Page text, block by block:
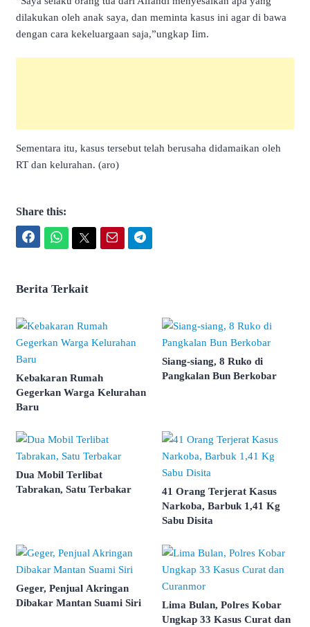
dilakukan oleh anak saya, dan meminta kasus ini agar di bawa
dengan cara kekeluargaan saja,”ungkap Iim.
Sementara itu, kasus tersebut telah berusaha didamaikan oleh
RT dan kelurahan. (aro)
Share this:
Berita Terkait
Kebakaran Rumah
Gegerkan Warga Kelurahan
Baru
Siang-siang, 8 Ruko di
Pangkalan Bun Berkobar
Dua Mobil Terlibat
Tabrakan, Satu Terbakar
41 Orang Terjerat Kasus
Narkoba, Barbuk 1,41 Kg
Sabu Disita
Geger, Penjual Akringan
Dibakar Mantan Suami Siri
Lima Bulan, Polres Kobar
Ungkap 33 Kasus Curat dan